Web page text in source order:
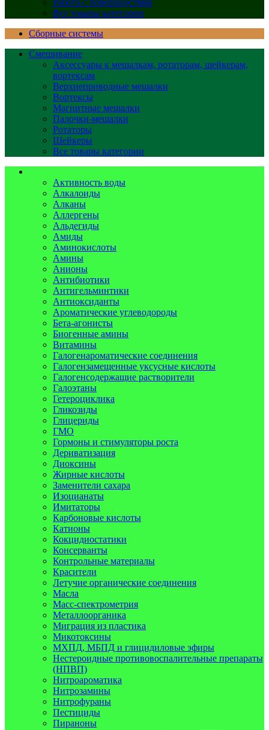
Работа с поверхностями
Все товары категории
Сборные системы
Смешивание
Аксессуары к мешалкам, ротаторам, шейкерам,
вортексам
Верхнеприводные мешалки
Вортексы
Магнитные мешалки
Палочки-мешалки
Ротаторы
Шейкеры
Все товары категории
Активность воды
Алкалоиды
Алканы
Аллергены
Альдегиды
Амиды
Аминокислоты
Амины
Анионы
Антибиотики
Антигельминтики
Антиоксиданты
Ароматические углеводороды
Бета-агонисты
Биогенные амины
Витамины
Галогенароматические соединения
Галогензамещенные уксусные кислоты
Галогенсодержащие растворители
Галоэтаны
Гетероциклика
Гликозиды
Глицериды
ГМО
Гормоны и стимуляторы роста
Дериватизация
Диоксины
Жирные кислоты
Заменители сахара
Изоцианаты
Имитаторы
Карбоновые кислоты
Катионы
Кокцидиостатики
Консерванты
Контрольные материалы
Красители
Летучие органические соединения
Масла
Масс-спектрометрия
Металлоорганика
Миграция из пластика
Микотоксины
МХПД, МБПД и глицидиловые эфиры
Нестероидные противовоспалительные препараты
(НПВП)
Нитроароматика
Нитрозамины
Нитрофураны
Пестициды
Пираноны